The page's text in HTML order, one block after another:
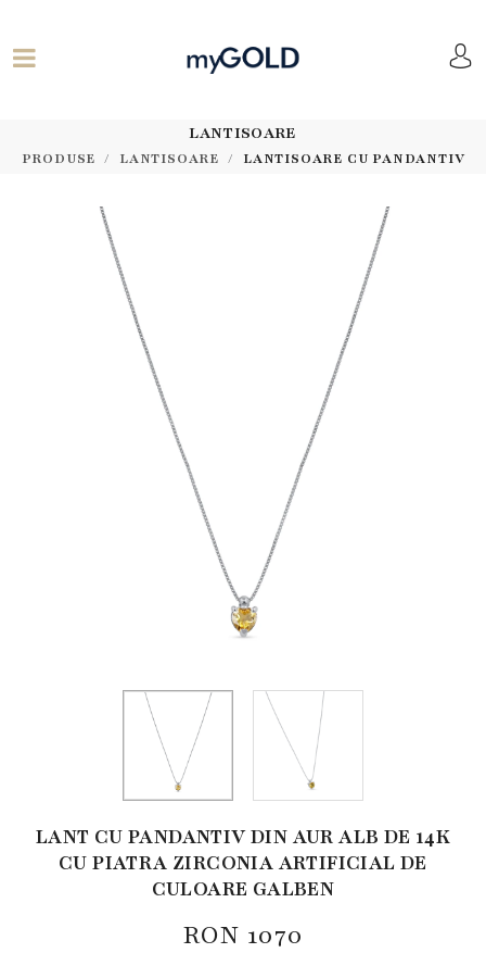
LANTISOARE
PRODUSE LANTISOARE LANTISOARE CU PANDANTIV
LANT CU PANDANTIV DIN AUR ALB DE 14K
CU PIATRA ZIRCONIA ARTIFICIAL DE
CULOARE GALBEN
RON 1070